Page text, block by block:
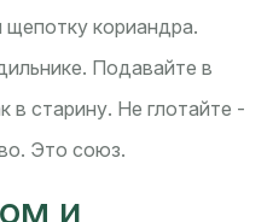
щепотку кориандра.
Подавайте в
в старину. Не глотайте -
Это союз.
и